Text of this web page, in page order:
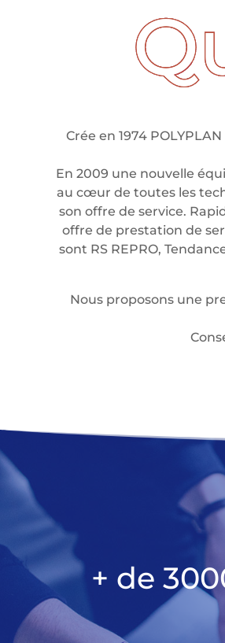
Crée en 1974
En 2009 une nouvelle
au cœur de toutes les
son offre de service.
offre de prestation de
sont RS REPRO,
Nous proposons une
+ de